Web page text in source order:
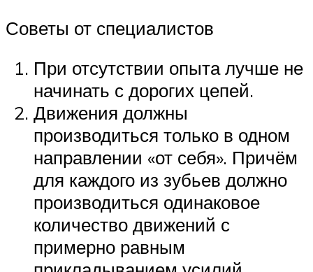
Советы от специалистов
При отсутствии опыта лучше не
начинать с дорогих цепей.
Движения должны
производиться только в одном
направлении «от себя». Причём
для каждого из зубьев должно
производиться одинаковое
количество движений с
примерно равным